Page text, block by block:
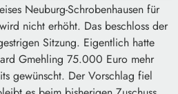
Neuburg-Schrobenhausen für
nicht erhöht. Das beschloss der
Sitzung. Eigentlich hatte
Gmehling 75.000 Euro mehr
gewünscht. Der Vorschlag fiel